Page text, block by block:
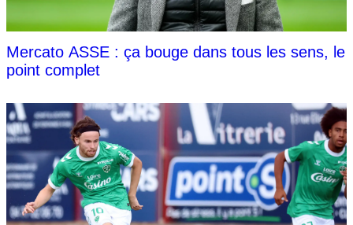
Mercato ASSE : ça bouge dans tous les sens, le
point complet